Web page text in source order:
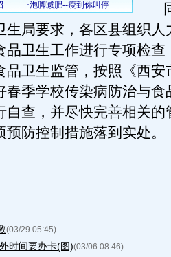
同
生局要求，各区县组织人
品卫生工作进行专项检查
品卫生监管，按照《西安
春季学校传染病防治与食
自查，并尽快完善相关的
防控制措施落到实处。
(03/29 05:45)
时间要办卡(图)(03/06 08:46)